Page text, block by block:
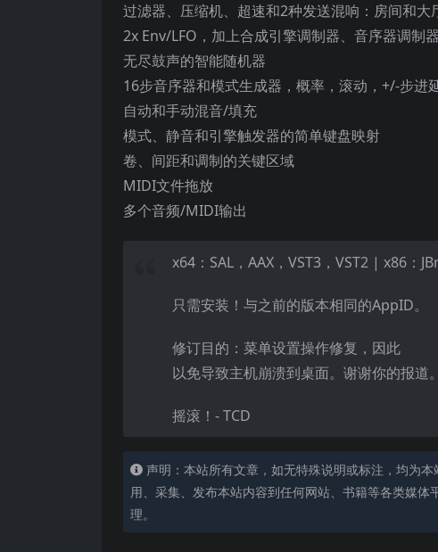
过滤器、压缩机、超速和2种发送混响：房间和大
2x Env/LFO，加上合成引擎调制器、音序器调制
无尽鼓声的智能随机器
16步音序器和模式生成器，概率，滚动，+/-步进
自动和手动混音/填充
模式、静音和引擎触发器的简单键盘映射
卷、间距和调制的关键区域
MIDI文件拖放
多个音频/MIDI输出
x64：SAL，AAX，VST3，VST2 | x86：
只需安装！与之前的版本相同的AppID。
修订目的：菜单设置操作修复，因此
以免导致主机崩溃到桌面。谢谢你的报道。
摇滚！- TCD
声明：本站所有文章，如无特殊说明或标注，均为
用、采集、发布本站内容到任何网站、书籍等各类媒
理。